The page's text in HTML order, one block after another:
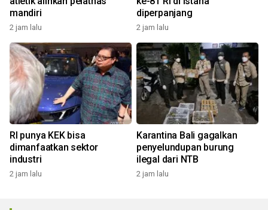
mandiri
2 jam lalu
diperpanjang
2 jam lalu
RI punya KEK bisa
dimanfaatkan sektor
industri
2 jam lalu
Karantina Bali gagalkan
penyelundupan burung
ilegal dari NTB
2 jam lalu